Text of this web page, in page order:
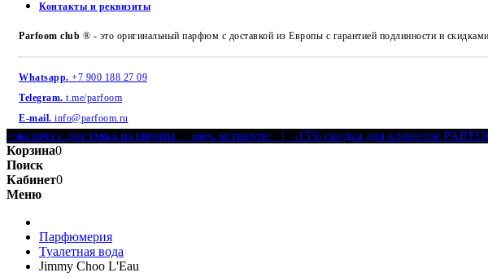
Контакты и реквизиты
Parfoom club ® - это оригинальный парфюм с доставкой из Европы с гарантией подлинности и
Whatsapp. +7 900 188 27 09
Telegram. t.me/parfoom
E-mail. info@parfoom.ru
<ЭКСПРЕСС-ДОСТАВКА ИЗ ЕВРОПЫ | 100% AUTHENTIC
| -15% скидка для клиентов
Корзина0
Поиск
Кабинет0
Меню
Парфюмерия
Туалетная вода
Jimmy Choo L'Eau